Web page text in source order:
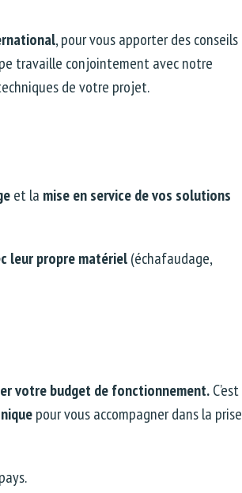
, pour vous apporter des conseils
travaille conjointement avec notre
de votre projet.
et la mise en service de vos solutions
leur propre matériel(échafaudage,
votre budget de fonctionnement.C’est
pour vous accompagner dans la prise